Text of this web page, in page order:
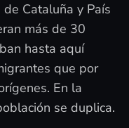
Cataluña y País
más de 30
hasta aquí
que por
En la
se duplica.